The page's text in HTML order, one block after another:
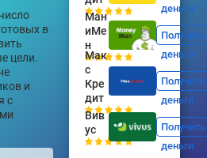
в
цели.
и
с
деньги
Ман
иМе
н
Получить
деньги
Мак
с
Кре
дит
Получить
деньги
Вив
ус
Получить
деньги